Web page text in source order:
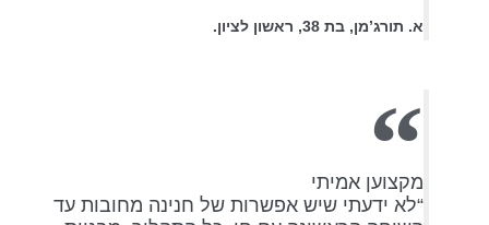
א. תורג’מן, בת 38, ראשון לציון.
מקצוען אמיתי
“לא ידעתי שיש אפשרות של חנינה מחובות עד